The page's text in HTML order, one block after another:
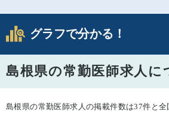
グラフで分かる！
島根県の常勤医師求人に
島根県の常勤医師求人の掲載件数は37件と